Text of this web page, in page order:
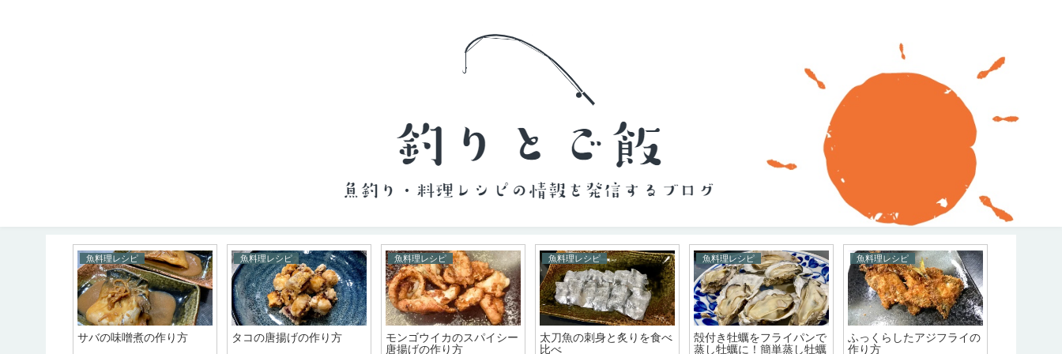
魚料理レシピ
サバの味噌煮の作り方
魚料理レシピ
タコの唐揚げの作り方
魚料理レシピ
モンゴウイカのスパイシー
唐揚げの作り方
魚料理レシピ
太刀魚の刺身と炙りを食べ
比べ
魚料理レシピ
殻付き牡蠣をフライパンで
蒸し牡蠣に！簡単蒸し牡蠣
魚料理レシピ
ふっくらしたアジフライの
作り方